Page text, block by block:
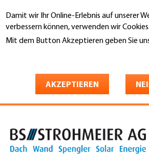
Damit wir Ihr Online-Erlebnis auf unserer
verbessern können, verwenden wir Cookies.
Mit dem Button Akzeptieren geben Sie
AKZEPTIEREN
zum
Inhalt
BS Strohmeier AG
Spengler Solar